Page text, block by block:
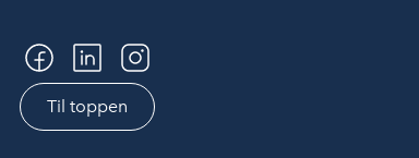
Til toppen